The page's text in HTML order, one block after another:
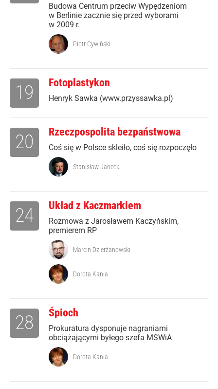
Budowa Centrum przeciw Wypędzeniom
w Berlinie zacznie się przed wyborami
w 2009 r.
Piotr Cywiński
Fotoplastykon
Henryk Sawka (www.przyssawka.pl)
19
Rzeczpospolita bezpaństwowa
Coś się w Polsce skleiło, coś się rozpoczęło
20
Stanisław Janecki
Układ z Kaczmarkiem
Rozmowa z Jarosławem Kaczyńskim,
premierem RP
24
Marcin Dzierżanowski
Dorota Kania
Śpioch
Prokuratura dysponuje nagraniami
obciążającymi byłego szefa MSWiA
28
Dorota Kania